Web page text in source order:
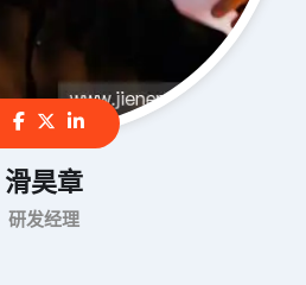
滑昊章
研发经理